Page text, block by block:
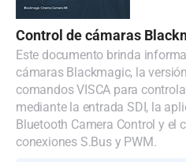
Control de cámaras
Este documento brinda
cámaras Blackmagic, la
comandos VISCA para
mediante la entrada SDI, la
Bluetooth Camera Control y el
conexiones S.Bus y PWM.